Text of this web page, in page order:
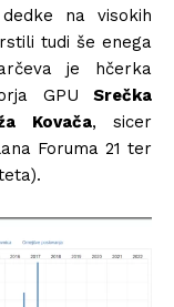
na visokih
tudi še enega
je hčerka
GPU Srečka
Kovača, sicer
Foruma 21 ter